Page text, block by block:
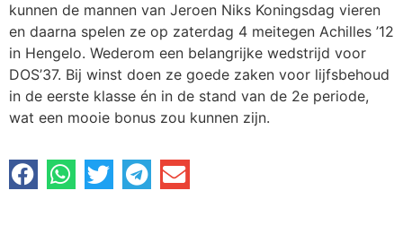
kunnen de mannen van Jeroen Niks Koningsdag vieren
en daarna spelen ze op zaterdag 4 meitegen Achilles ’12
in Hengelo. Wederom een belangrijke wedstrijd voor
DOS’37. Bij winst doen ze goede zaken voor lijfsbehoud
in de eerste klasse én in de stand van de 2e periode,
wat een mooie bonus zou kunnen zijn.